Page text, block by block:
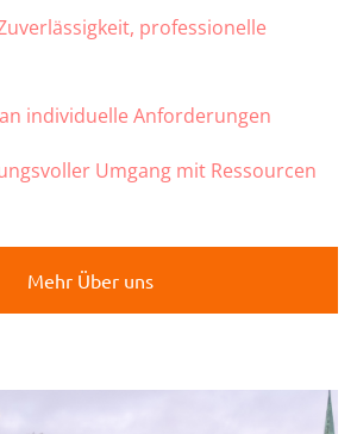
professionelle
individuelle Anforderungen
Umgang mit Ressourcen
Mehr Über uns